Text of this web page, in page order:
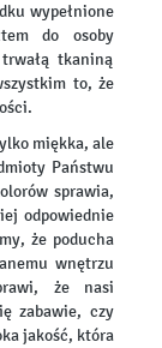
wypełnione
do osoby
tkaniną
to, że
miękka, ale
Państwu
sprawia,
odpowiednie
że poducha
wnętrzu
że nasi
zabawie, czy
jakość, która